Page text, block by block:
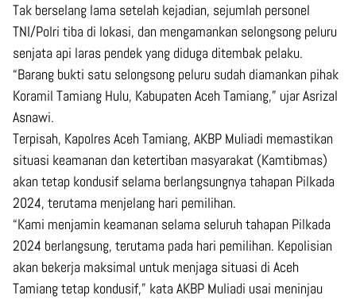
Tak berselang lama setelah kejadian, sejumlah personel
TNI/Polri tiba di lokasi, dan mengamankan selongsong peluru
senjata api laras pendek yang diduga ditembak pelaku.
“Barang bukti satu selongsong peluru sudah diamankan pihak
Koramil Tamiang Hulu, Kabupaten Aceh Tamiang,” ujar Asrizal
Asnawi.
Terpisah, Kapolres Aceh Tamiang, AKBP Muliadi memastikan
situasi keamanan dan ketertiban masyarakat (Kamtibmas)
akan tetap kondusif selama berlangsungnya tahapan Pilkada
2024, terutama menjelang hari pemilihan.
“Kami menjamin keamanan selama seluruh tahapan Pilkada
2024 berlangsung, terutama pada hari pemilihan. Kepolisian
akan bekerja maksimal untuk menjaga situasi di Aceh
Tamiang tetap kondusif,” kata AKBP Muliadi usai meninjau